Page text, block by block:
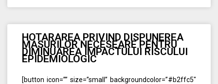
HOTARAREA PRIVIND DISPUNEREA
MASURILOR NECESEARE PENTRU
DIMINUAREA IMPACTULUI RISCULUI
EPIDEMIOLOGIC
[button icon=”” size=”small” backgroundcolor=”#b2ffc5″